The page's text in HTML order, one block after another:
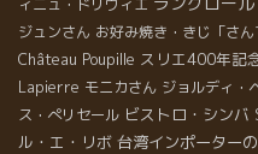
ィニュ・ドリヴィエ
ジュンさん お好み焼き・きじ「さん
Château Poupille スリエ400年記
Lapierre モニカさん ジョルディ・
ス・ぺリセール ビストロ・シンバ
ル・エ・リボ 台湾インポーター